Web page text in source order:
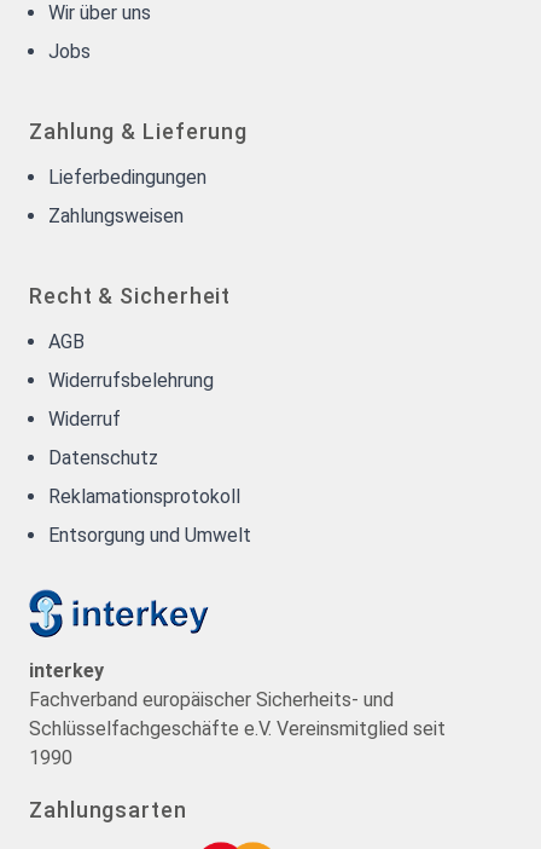
Wir über uns
Jobs
Zahlung & Lieferung
Lieferbedingungen
Zahlungsweisen
Recht & Sicherheit
AGB
Widerrufsbelehrung
Widerruf
Datenschutz
Reklamationsprotokoll
Entsorgung und Umwelt
interkey
Fachverband europäischer Sicherheits- und
Schlüsselfachgeschäfte e.V. Vereinsmitglied seit
1990
Zahlungsarten